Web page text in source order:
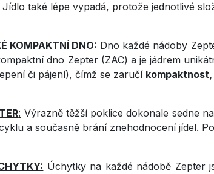
také lépe vypadá, protože jednotlivé
KOMPAKTNÍ DNO: Dno každé nádoby
dno Zepter (ZAC) a je jádrem
či pájení), čímž se zaručí
: Výrazně těžší poklice dokonale sedne
a současně brání znehodnocení jídel.
Úchytky na každé nádobě Zepter